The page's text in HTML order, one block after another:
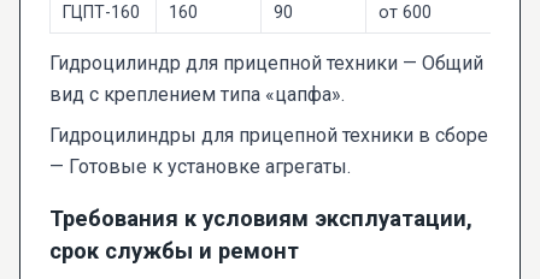
ГЦПТ-160
160 90 от 600
Гидроцилиндр для прицепной техники — Общий
вид с креплением типа «цапфа».
Гидроцилиндры для прицепной техники в сборе
— Готовые к установке агрегаты.
Требования к условиям эксплуатации,
срок службы и ремонт